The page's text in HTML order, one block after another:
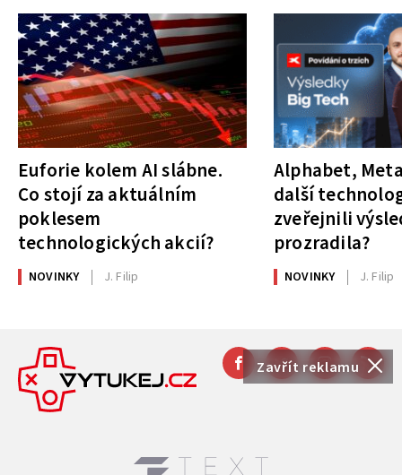
Zavřít reklamu
Euforie kolem AI slábne.
Co stojí za aktuálním
poklesem
technologických akcií?
NOVINKY J. Filip
Alphabet,
další
zveřejnili
prozradila?
NOVINKY J. Filip